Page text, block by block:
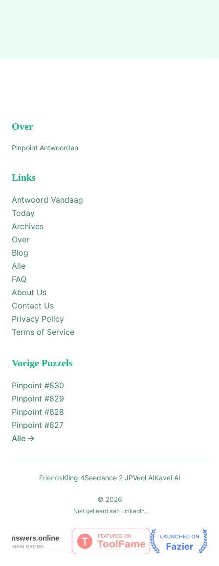
Over
Pinpoint Antwoorden
Links
Antwoord Vandaag
Today
Archives
Over
Blog
Alle
FAQ
About Us
Contact Us
Privacy Policy
Terms of Service
Vorige Puzzels
Pinpoint #830
Pinpoint #829
Pinpoint #828
Pinpoint #827
Alle →
FriendsKling 4Seedance 2 JPVeol AIKavel AI
© 2026
Niet gelieerd aan LinkedIn.